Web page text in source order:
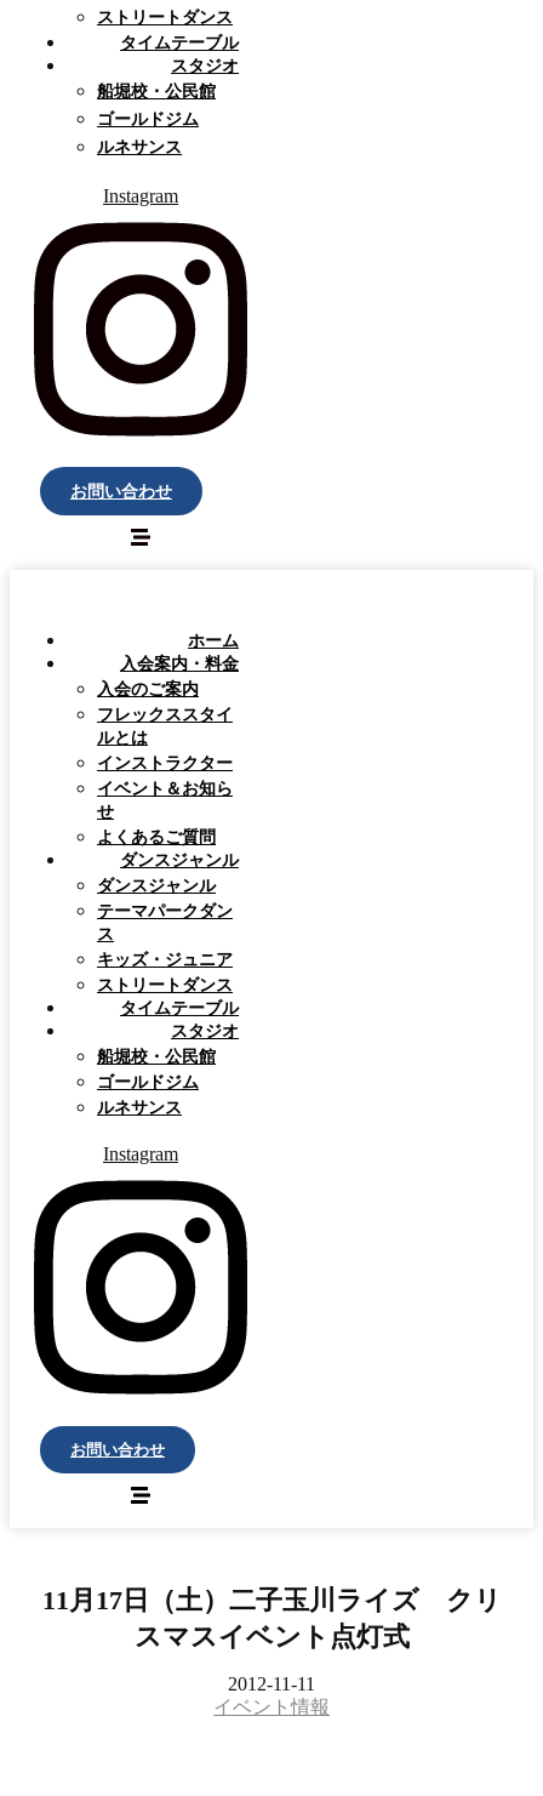
ストリートダンス
タイムテーブル
スタジオ
船堀校・公民館
ゴールドジム
ルネサンス
Instagram
お問い合わせ
ホーム
入会案内・料金
入会のご案内
フレックススタイ
ルとは
インストラクター
イベント＆お知ら
せ
よくあるご質問
ダンスジャンル
ダンスジャンル
テーマパークダン
ス
キッズ・ジュニア
ストリートダンス
タイムテーブル
スタジオ
船堀校・公民館
ゴールドジム
ルネサンス
Instagram
お問い合わせ
11月17日（土）二子玉川ライズ クリ
スマスイベント点灯式
2012-11-11
イベント情報